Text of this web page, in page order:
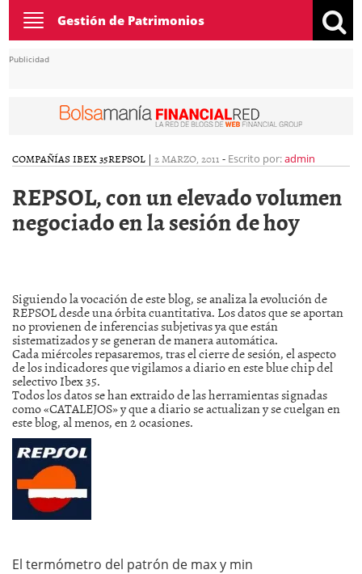
Toggle
navigation
Gestión de Patrimonios
Publicidad
COMPAÑÍAS IBEX 35REPSOL | 2 MARZO, 2011 - Escrito por:admin
REPSOL, con un elevado volumen
negociado en la sesión de hoy
Siguiendo la vocación de este blog, se analiza la evolución de
REPSOL desde una órbita cuantitativa. Los datos que se aportan
no provienen de inferencias subjetivas ya que están
sistematizados y se generan de manera automática.
Cada miércoles repasaremos, tras el cierre de sesión, el aspecto
de los indicadores que vigilamos a diario en este blue chip del
selectivo Ibex 35.
Todos los datos se han extraido de las herramientas signadas
como «CATALEJOS» y que a diario se actualizan y se cuelgan en
este blog, al menos, en 2 ocasiones.
El termómetro del patrón de max y min